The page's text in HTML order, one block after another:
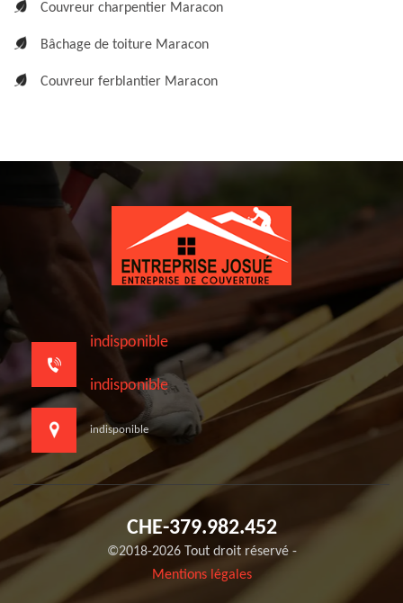
Couvreur charpentier Maracon
Bâchage de toiture Maracon
Couvreur ferblantier Maracon
indisponible
indisponible
indisponible
CHE-379.982.452
©2018-2026 Tout droit réservé -
Mentions légales